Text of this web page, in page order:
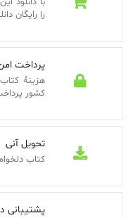
را رایگان
پرداخت
هزینۀ
کشور
تحویل آنی
کتاب
پشتیبانی در 7 روز